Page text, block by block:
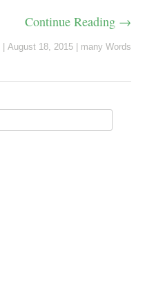
Continue Reading →
August 18, 2015 many Words